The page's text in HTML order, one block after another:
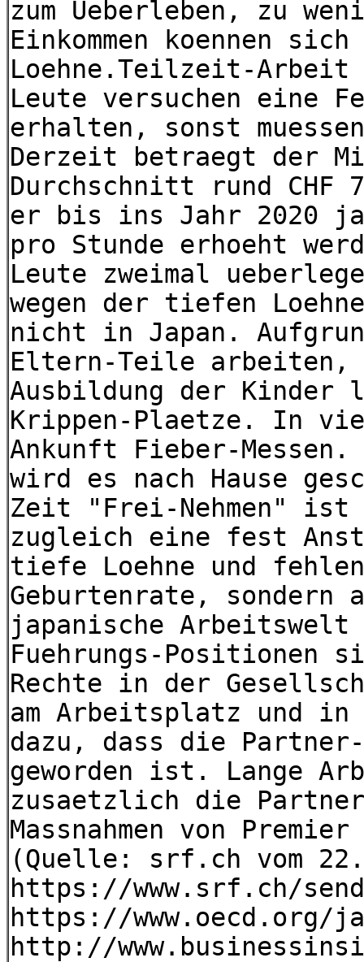
zum Ueberleben, zu
Einkommen koennen
Loehne.Teilzeit-Arbeit
Leute versuchen eine
erhalten, sonst
Derzeit betraegt der
Durchschnitt rund
er bis ins Jahr 2020
pro Stunde erhoeht
Leute zweimal
wegen der tiefen
nicht in Japan.
Eltern-Teile arbeiten,
Ausbildung der Kinder
Krippen-Plaetze. In
Ankunft Fieber-
wird es nach Hause
Zeit "Frei-Nehmen" ist
zugleich eine fest
tiefe Loehne und
Geburtenrate, sondern
japanische Arbeitswelt
Fuehrungs-Positionen
Rechte in der
am Arbeitsplatz und
dazu, dass die
geworden ist. Lange
zusaetzlich die
Massnahmen von
(Quelle: srf.ch vom
https://www.srf.ch/
https://www.oecd.org/
http://